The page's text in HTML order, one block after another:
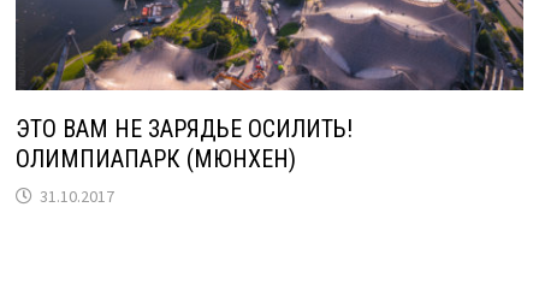
ЭТО ВАМ НЕ ЗАРЯДЬЕ ОСИЛИТЬ!
ОЛИМПИАПАРК (МЮНХЕН)
31.10.2017